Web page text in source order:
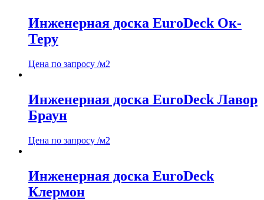
Инженерная доска EuroDeck Ок-
Теру
Цена по запросу /м2
Инженерная доска EuroDeck Лавор
Браун
Цена по запросу /м2
Инженерная доска EuroDeck
Клермон